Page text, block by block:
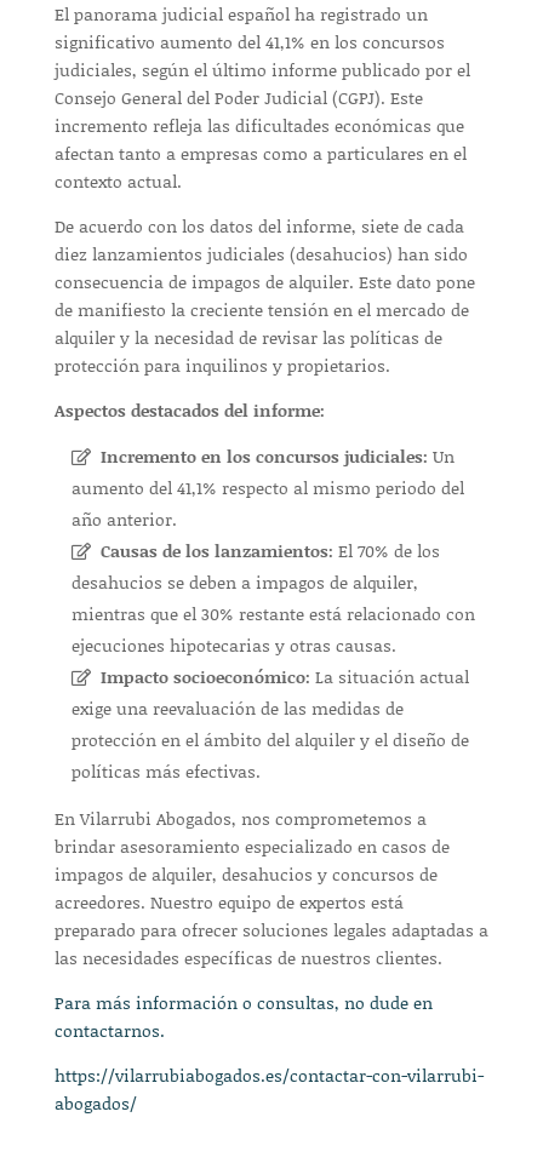
El panorama judicial español ha registrado un
significativo aumento del 41,1% en los concursos
judiciales, según el último informe publicado por el
Consejo General del Poder Judicial (CGPJ). Este
incremento refleja las dificultades económicas que
afectan tanto a empresas como a particulares en el
contexto actual.
De acuerdo con los datos del informe, siete de cada
diez lanzamientos judiciales (desahucios) han sido
consecuencia de impagos de alquiler. Este dato pone
de manifiesto la creciente tensión en el mercado de
alquiler y la necesidad de revisar las políticas de
protección para inquilinos y propietarios.
Aspectos destacados del informe:
Incremento en los concursos judiciales: Un
aumento del 41,1% respecto al mismo periodo del
año anterior.
Causas de los lanzamientos: El 70% de los
desahucios se deben a impagos de alquiler,
mientras que el 30% restante está relacionado con
ejecuciones hipotecarias y otras causas.
Impacto socioeconómico: La situación actual
exige una reevaluación de las medidas de
protección en el ámbito del alquiler y el diseño de
políticas más efectivas.
En Vilarrubi Abogados, nos comprometemos a
brindar asesoramiento especializado en casos de
impagos de alquiler, desahucios y concursos de
acreedores. Nuestro equipo de expertos está
preparado para ofrecer soluciones legales adaptadas a
las necesidades específicas de nuestros clientes.
Para más información o consultas, no dude en
contactarnos.
https://vilarrubiabogados.es/contactar-con-vilarrubi-
abogados/